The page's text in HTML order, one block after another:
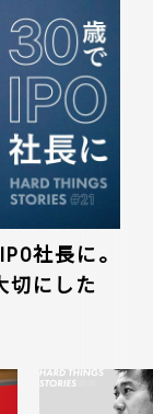
社長に。
切にした